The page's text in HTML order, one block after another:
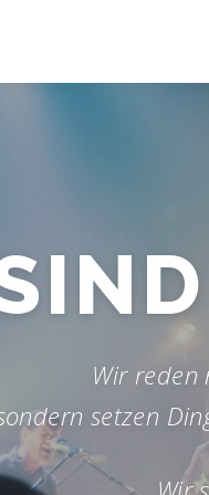
Wir reden
setzen